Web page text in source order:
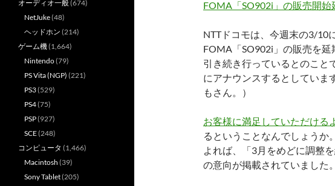
FOMA「SO902i」の販売開始
NTTドコモは、今週末の3/10
FOMA「SO902i」の販売を
引き続き行っているとのこと
にアナウンスするとしていま
もさん。）
お客様に満足していただける
るということなんでしょうか
よれば、「3月をめどに調整
の意向が掲載されていました。
オーディオ一般(674)
NetJuke(48)
ヘッドホン (214)
ゲーム機(1,664)
Nintendo(79)
PS Vita (NGP) (221)
PS3(529)
PS4(75)
PSP(927)
SCE(248)
コンピュータ (1,466)
Macintosh (39)
Sony Tablet(205)